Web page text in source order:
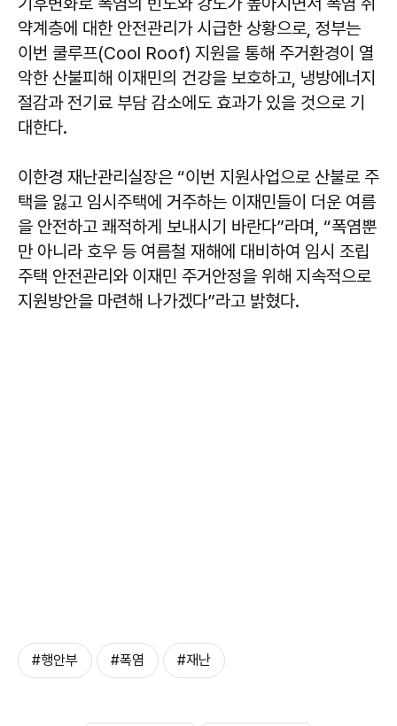
약계층에 대한 안전관리가 시급한 상황으로, 정부는
이번 쿨루프(Cool Roof) 지원을 통해 주거환경이 열
악한 산불피해 이재민의 건강을 보호하고, 냉방에너지
절감과 전기료 부담 감소에도 효과가 있을 것으로 기
대한다.
이한경 재난관리실장은 “이번 지원사업으로 산불로 주
택을 잃고 임시주택에 거주하는 이재민들이 더운 여름
을 안전하고 쾌적하게 보내시기 바란다”라며, “폭염뿐
만 아니라 호우 등 여름철 재해에 대비하여 임시 조립
주택 안전관리와 이재민 주거안정을 위해 지속적으로
지원방안을 마련해 나가겠다”라고 밝혔다.
#행안부 #폭염 #재난